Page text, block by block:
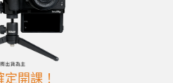
開課！